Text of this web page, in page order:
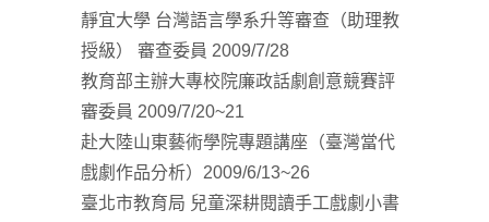
靜宜大學 台灣語言學系升等審查（助理教
授級） 審查委員 2009/7/28
教育部主辦大專校院廉政話劇創意競賽評
審委員 2009/7/20~21
赴大陸山東藝術學院專題講座（臺灣當代
戲劇作品分析）2009/6/13~26
臺北市教育局 兒童深耕閱讀手工戲劇小書